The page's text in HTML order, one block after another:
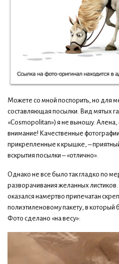
Можете со мной поспорить, но для
составляющая посылки. Вид мятых
«Cosmopolitаn») я не выношу. Алена,
внимание! Качественные
прикрепленные к крышке, –
вскрытия посылки – «отлично».
Однако не все было так гладко по
разворачивания желанных
оказался намертво припечатан
полиэтиленовому пакету, в
Фото сделано «на весу»: